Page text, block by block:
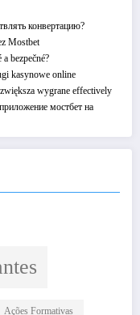
конвертацию?
Mostbet
bezpečné?
kasynowe online
wygrane effectively
мостбет на
Ações Formativas